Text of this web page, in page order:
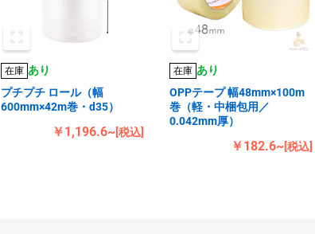
在庫 あり
プチプチ ロール（幅
600mm×42m巻・d35）
￥1,196.6~[税込]
在庫 あり
OPPテープ 幅48mm×100m
巻（軽・中梱包用／
0.042mm厚）
￥182.6~[税込]